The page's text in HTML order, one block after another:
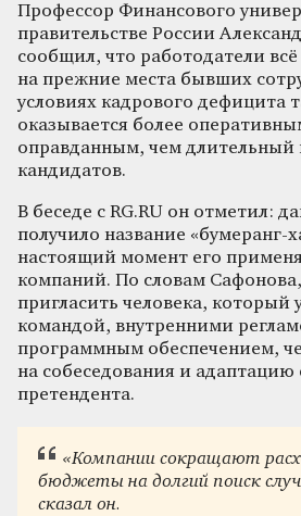
Профессор Финансового
правительстве России
сообщил, что работодатели
на прежние места бывших
условиях кадрового дефицита
оказывается более
оправданным, чем длительный
кандидатов.
В беседе с RG.RU он отметил:
получило название «бумеранг-
настоящий момент его
компаний. По словам
пригласить человека, который
командой, внутренними
программным обеспечением,
на собеседования и адаптацию
претендента.
«Компании сокращают
бюджеты на долгий поиск
сказал он.